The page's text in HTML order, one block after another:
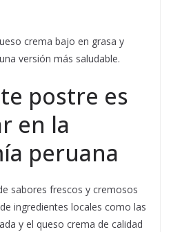
crema bajo en grasa y
versión más saludable.
postre es
en la
peruana
sabores frescos y cremosos
ingredientes locales como las
y el queso crema de calidad